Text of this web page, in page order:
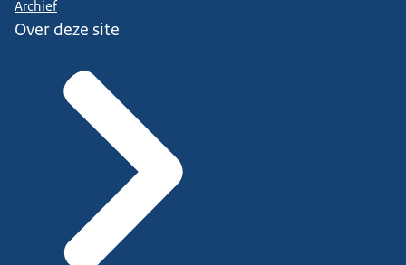
Archief
Over deze site